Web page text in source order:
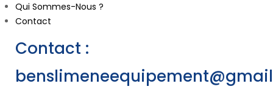
Qui Sommes-Nous ?
Contact
Contact :